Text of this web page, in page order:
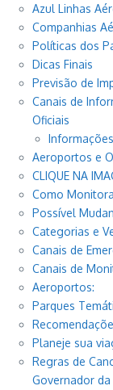
Azul Linhas
Companhias
Políticas dos
Dicas Finais
Previsão de
Canais de
Oficiais
Aeroportos e
CLIQUE NA
Como
Possível
Categorias e
Canais de
Canais de
Aeroportos:
Parques
Planeje sua
Regras de
Governador